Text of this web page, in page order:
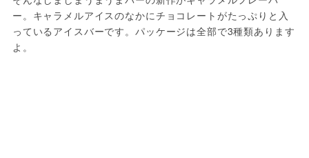
ー。キャラメルアイスのなかにチョコレートがたっぷりと入
っているアイスバーです。パッケージは全部で3種類あります
よ。